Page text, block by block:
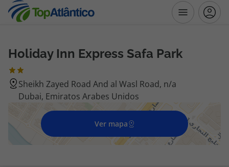
Destinos
Voos
Voos + Hotel
Holiday Inn Express Safa Park
Sheikh Zayed Road And al Wasl Road, n/a
Dubai, Emiratos Arabes Unidos
Ver mapa